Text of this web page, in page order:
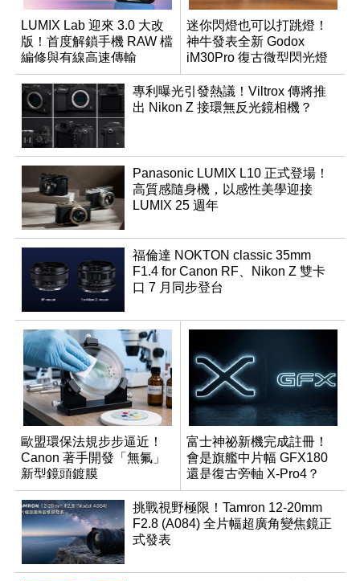
LUMIX Lab 迎來 3.0 大改
版！首度解鎖手機 RAW 檔
編修與有線高速傳輸
迷你閃燈也可以打跳燈！
神牛發表全新 Godox
iM30Pro 復古微型閃光燈
專利曝光引發熱議！Viltrox 傳將推
出 Nikon Z 接環無反光鏡相機？
Panasonic LUMIX L10 正式登場！
高質感隨身機，以感性美學迎接
LUMIX 25 週年
福倫達 NOKTON classic 35mm
F1.4 for Canon RF、Nikon Z 雙卡
口 7 月同步登台
歐盟環保法規步步逼近！
Canon 著手開發「無氟」
新型鏡頭鍍膜
富士神祕新機完成註冊！
會是旗艦中片幅 GFX180
還是復古旁軸 X-Pro4？
挑戰視野極限！Tamron 12-20mm
F2.8 (A084) 全片幅超廣角變焦鏡正
式發表